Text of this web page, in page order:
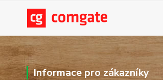
Informace pro zákazníky